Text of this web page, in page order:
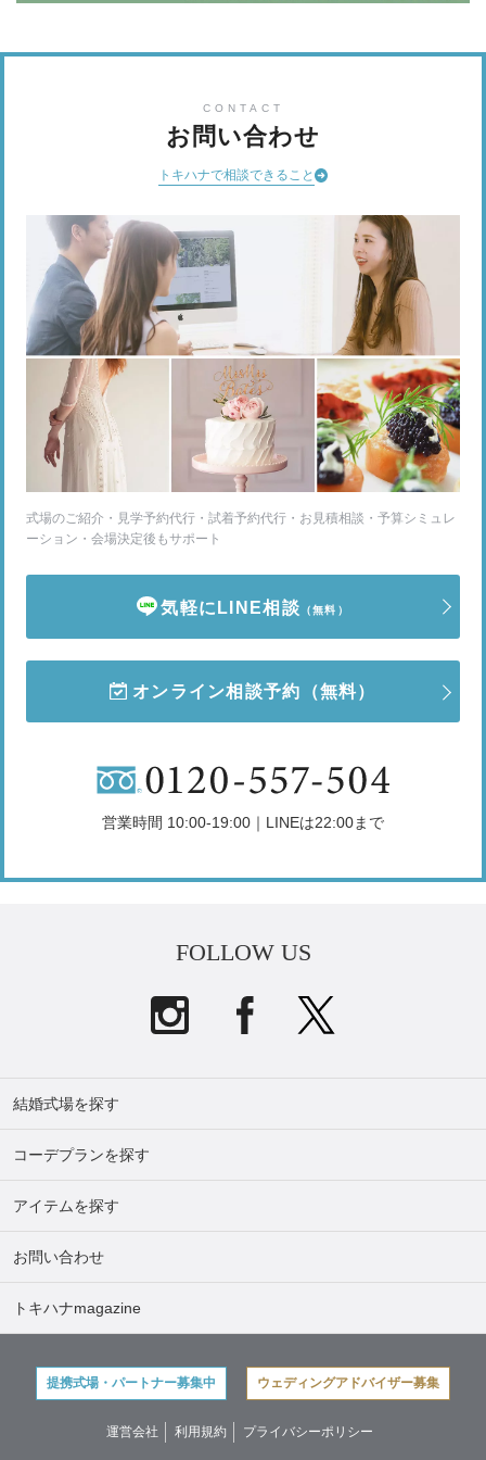
CONTACT
お問い合わせ
トキハナで相談できること
式場のご紹介・見学予約代行・試着予約代行・お見積相談・予算シミュレ
ーション・会場決定後もサポート
気軽にLINE相談 （無料）
オンライン相談予約 （無料）
営業時間 10:00-19:00｜LINEは22:00まで
FOLLOW US
結婚式場を探す
コーデプランを探す
アイテムを探す
お問い合わせ
トキハナmagazine
提携式場・パートナー募集中 ウェディングアドバイザー募集
運営会社 利用規約 プライバシーポリシー